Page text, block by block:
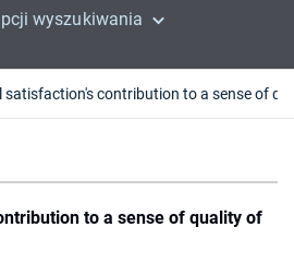
wyszukiwania
to a sense of quality of